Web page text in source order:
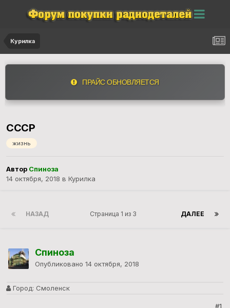
Курилка
ПРАЙС ОБНОВЛЯЕТСЯ
СССР
жизнь
Автор Спиноза
14 октября, 2018 в Курилка
НАЗАД ДАЛЕЕ
Страница 1 из 3
Спиноза
Опубликовано 14 октября, 2018
Город: Смоленск
#1